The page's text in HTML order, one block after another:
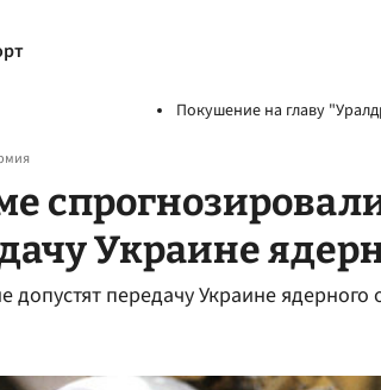
Покушение на главу
Украине
допустят передачу Украине